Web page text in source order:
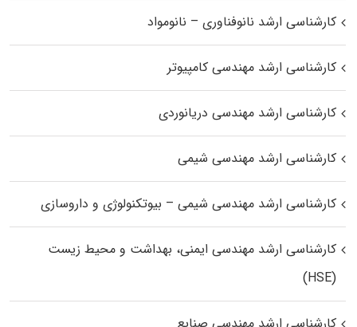
کارشناسی ارشد نانوفناوری – نانومواد
کارشناسی ارشد مهندسی کامپیوتر
کارشناسی ارشد مهندسی دریانوردی
کارشناسی ارشد مهندسی شیمی
کارشناسی ارشد مهندسی شیمی – بیوتکنولوژی و داروسازی
کارشناسی ارشد مهندسی ایمنی، بهداشت و محیط زیست
(HSE)